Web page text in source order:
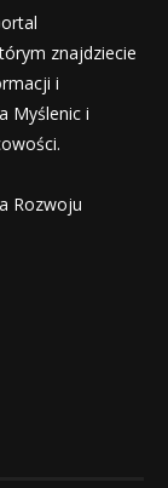
znajdziecie
i
Myślenic i
Rozwoju